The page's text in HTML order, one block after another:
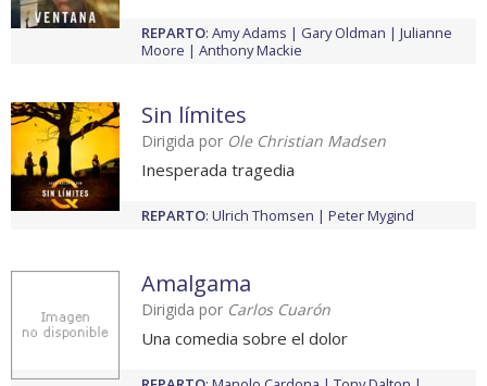
REPARTO: Amy Adams Gary Oldman
Julianne
Moore
Anthony Mackie
Sin límites
Dirigida por Ole Christian Madsen
Inesperada tragedia
REPARTO: Ulrich Thomsen Peter Mygind
Amalgama
Dirigida por Carlos Cuarón
Una comedia sobre el dolor